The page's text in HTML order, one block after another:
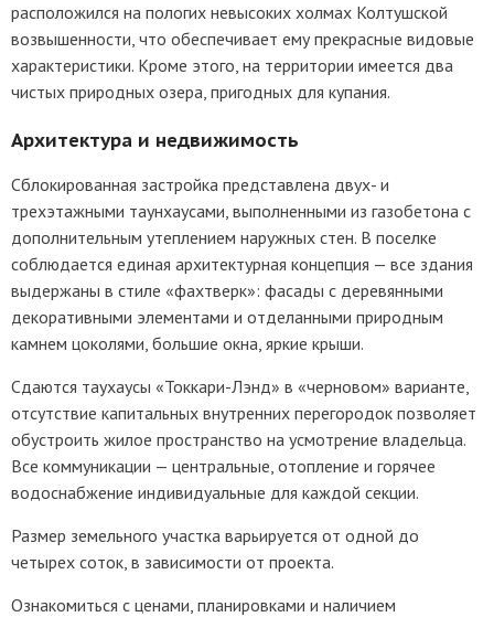
расположился на пологих невысоких холмах Колтушской
возвышенности, что обеспечивает ему прекрасные видовые
характеристики. Кроме этого, на территории имеется два
чистых природных озера, пригодных для купания.
Архитектура и недвижимость
Сблокированная застройка представлена двух- и
трехэтажными таунхаусами, выполненными из газобетона с
дополнительным утеплением наружных стен. В поселке
соблюдается единая архитектурная концепция — все здания
выдержаны в стиле «фахтверк»: фасады с деревянными
декоративными элементами и отделанными природным
камнем цоколями, большие окна, яркие крыши.
Сдаются таухаусы «Токкари-Лэнд» в «черновом» варианте,
отсутствие капитальных внутренних перегородок позволяет
обустроить жилое пространство на усмотрение владельца.
Все коммуникации — центральные, отопление и горячее
водоснабжение индивидуальные для каждой секции.
Размер земельного участка варьируется от одной до
четырех соток, в зависимости от проекта.
Ознакомиться с ценами, планировками и наличием